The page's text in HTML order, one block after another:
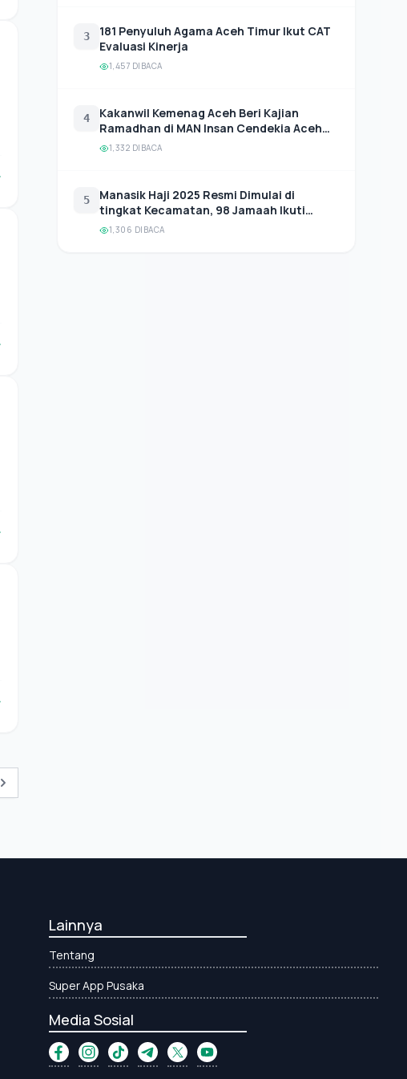
3
181 Penyuluh Agama Aceh Timur Ikut CAT
Evaluasi Kinerja
1,457 DIBACA
4
Kakanwil Kemenag Aceh Beri Kajian
Ramadhan di MAN Insan Cendekia Aceh
Timur
1,332 DIBACA
5
Manasik Haji 2025 Resmi Dimulai di
tingkat Kecamatan, 98 Jamaah Ikuti
Pembekalan Perdana di Dua Rayon.
1,306 DIBACA
Lainnya
Tentang
Super App Pusaka
Media Sosial